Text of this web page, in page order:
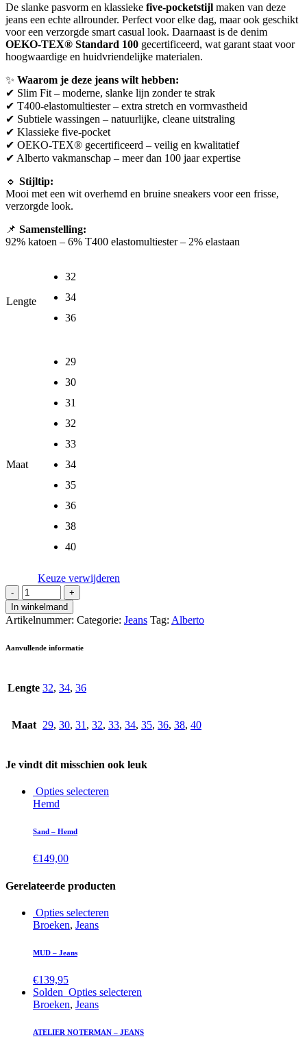
De slanke pasvorm en klassieke five-pocketstijl maken van deze
jeans een echte allrounder. Perfect voor elke dag, maar ook geschikt
voor een verzorgde smart casual look. Daarnaast is de denim
OEKO-TEX® Standard 100 gecertificeerd, wat garant staat voor
hoogwaardige en huidvriendelijke materialen.
✨ Waarom je deze jeans wilt hebben:
✔ Slim Fit – moderne, slanke lijn zonder te strak
✔ T400-elastomultiester – extra stretch en vormvastheid
✔ Subtiele wassingen – natuurlijke, cleane uitstraling
✔ Klassieke five-pocket
✔ OEKO-TEX® gecertificeerd – veilig en kwalitatief
✔ Alberto vakmanschap – meer dan 100 jaar expertise
🔹 Stijltip:
Mooi met een wit overhemd en bruine sneakers voor een frisse,
verzorgde look.
📌 Samenstelling:
92% katoen – 6% T400 elastomultiester – 2% elastaan
Lengte
32
34
36
Maat
29
30
31
32
33
34
35
36
38
40
Keuze verwijderen
In winkelmand
Artikelnummer: Categorie: Jeans Tag: Alberto
Aanvullende informatie
Lengte 32, 34, 36
Maat 29, 30, 31 , 32, 33, 34, 35, 36, 38, 40
Je vindt dit misschien ook leuk
Opties selecteren
Hemd
Sand – Hemd
€149,00
Gerelateerde producten
Opties selecteren
Broeken, Jeans
MUD – Jeans
€139,95
Solden Opties selecteren
Broeken, Jeans
ATELIER NOTERMAN – JEANS